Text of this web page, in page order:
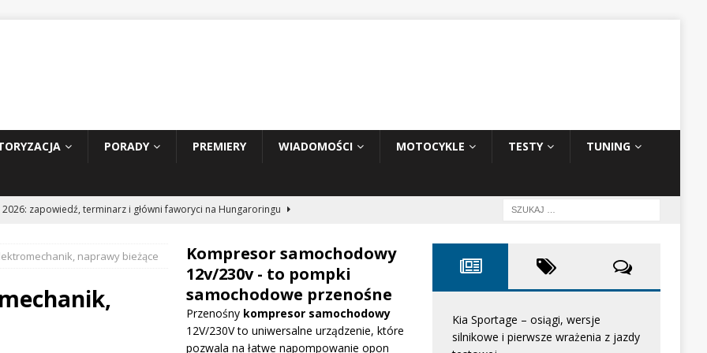
PORADY PREMIERY WIADOMOŚCI MOTOCYKLE TESTY TUNING
2026: zapowiedź, terminarz i główni faworyci na Hungaroringu
2: Tom Cruise wraca za kierownicę NASCAR
WIADOMOŚCI
dużą aktualizację na GP Węgier i testuje skrzydło Macarena
naprawy bieżące
Kompresor samochodowy
12v/230v - to pompki
samochodowe przenośne
Przenośny kompresor samochodowy
12V/230V to uniwersalne urządzenie, które
pozwala na łatwe napompowanie opon
Kia Sportage – osiągi, wersje
silnikowe i pierwsze wrażenia z jazdy